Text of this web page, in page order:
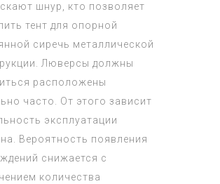
шнур, кто позволяет
тент для опорной
сиречь металлической
Люверсы должны
расположены
часто. От этого зависит
эксплуатации
Вероятность появления
снижается с
количества